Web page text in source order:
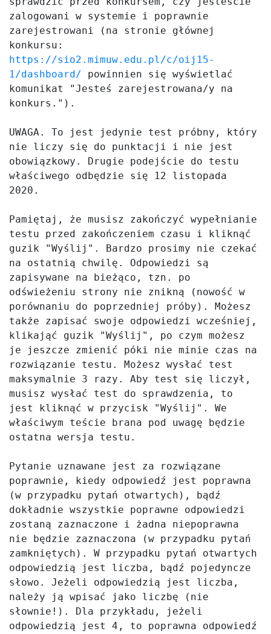
zalogowani w systemie i poprawnie
zarejestrowani (na stronie głównej
https://sio2.mimuw.edu.pl/c/oij15-
1/dashboard/ powinnien się wyświetlać
komunikat "Jesteś zarejestrowana/y na
konkurs.").
UWAGA. To jest jedynie test próbny, który
nie liczy się do punktacji i nie jest
obowiązkowy. Drugie podejście do testu
właściwego odbędzie się 12 listopada
2020.
Pamiętaj, że musisz zakończyć wypełnianie
testu przed zakończeniem czasu i kliknąć
guzik "Wyślij". Bardzo prosimy nie czekać
na ostatnią chwilę. Odpowiedzi są
zapisywane na bieżąco, tzn. po
odświeżeniu strony nie znikną (nowość w
porównaniu do poprzedniej próby). Możesz
także zapisać swoje odpowiedzi wcześniej,
klikająć guzik "Wyślij", po czym możesz
je jeszcze zmienić póki nie minie czas na
rozwiązanie testu. Możesz wysłać test
maksymalnie 3 razy. Aby test się liczył,
musisz wysłać test do sprawdzenia, to
jest kliknąć w przycisk "Wyślij". We
właściwym teście brana pod uwagę będzie
ostatna wersja testu.
Pytanie uznawane jest za rozwiązane
poprawnie, kiedy odpowiedź jest poprawna
(w przypadku pytań otwartych), bądź
dokładnie wszystkie poprawne odpowiedzi
zostaną zaznaczone i żadna niepoprawna
nie będzie zaznaczona (w przypadku pytań
zamkniętych). W przypadku pytań otwartych
odpowiedzią jest liczba, bądź pojedyncze
słowo. Jeżeli odpowiedzią jest liczba,
należy ją wpisać jako liczbę (nie
słownie!). Dla przykładu, jeżeli
odpowiedzią jest 4, to poprawna odpowiedź